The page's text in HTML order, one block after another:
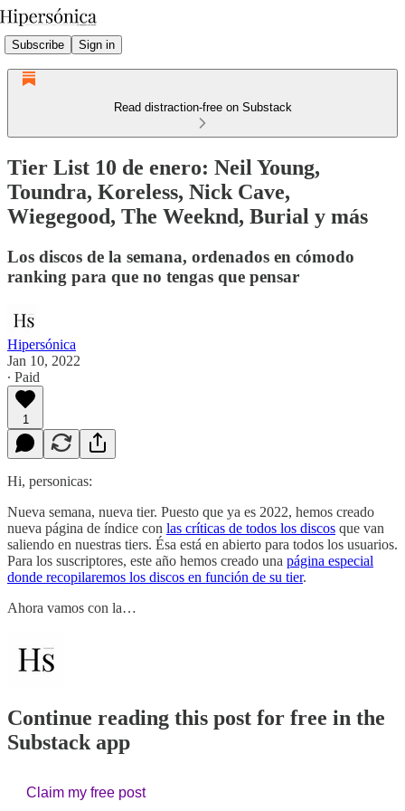
Subscribe Sign in
Read distraction-free on Substack
Tier List 10 de enero: Neil Young,
Toundra, Koreless, Nick Cave,
Wiegegood, The Weeknd, Burial y más
Los discos de la semana, ordenados en cómodo
ranking para que no tengas que pensar
Hipersónica
Jan 10, 2022
∙ Paid
1
Hi, personicas:
Nueva semana, nueva tier. Puesto que ya es 2022, hemos creado
nueva página de índice con las críticas de todos los discos que van
saliendo en nuestras tiers. Ésa está en abierto para todos los usuarios.
Para los suscriptores, este año hemos creado una página especial
donde recopilaremos los discos en función de su tier.
Ahora vamos con la…
Continue reading this post for free in the
Substack app
Claim my free post